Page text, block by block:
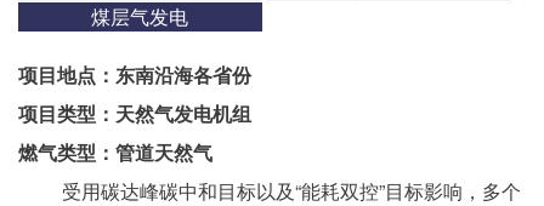
煤层气发电
项目地点：东南沿海各省份
项目类型：天然气发电机组
燃气类型：管道天然气
受用碳达峰碳中和目标以及“能耗双控”目标影响，多个